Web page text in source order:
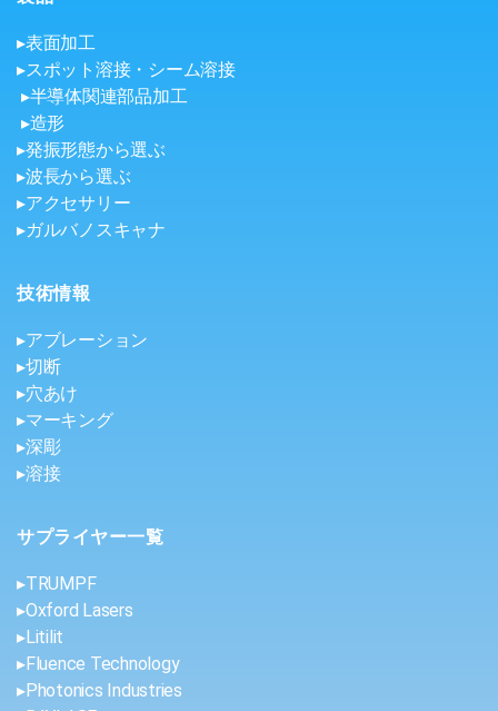
▸表面加工
▸スポット溶接・シーム溶接
▸半導体関連部品加工
▸造形
▸発振形態から選ぶ
▸波長から選ぶ
▸アクセサリー
▸ガルバノスキャナ
技術情報
▸アブレーション
▸切断
▸穴あけ
▸マーキング
▸深彫
▸溶接
サプライヤー一覧
▸TRUMPF
▸Oxford Lasers
▸Litilit
▸Fluence Technology
▸Photonics Industries